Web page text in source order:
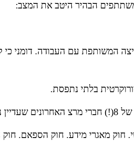
הבהיר היטב את המצב:
בלתי נתפסת.
יהוד.
חוק מאגרי מידע. חוק הספאם.